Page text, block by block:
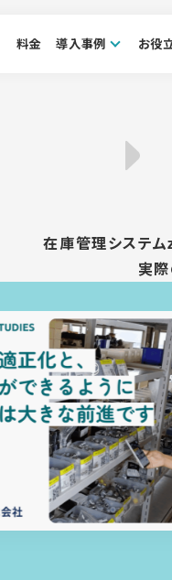
料金 導入事例 お役
在庫管理システ
実